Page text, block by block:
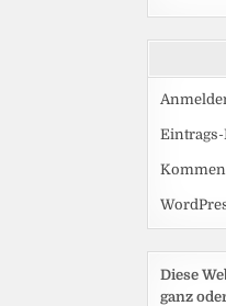
Eintrags-
Diese
ganz